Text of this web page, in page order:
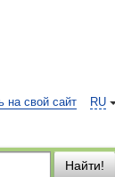
RU
на свой сайт
Найти!